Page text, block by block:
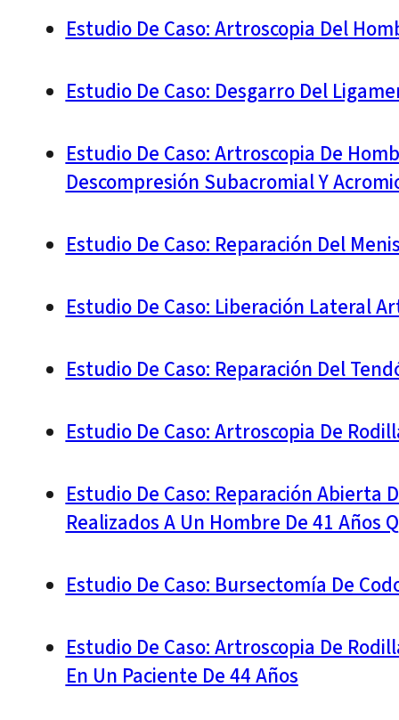
Estudio De Caso: Artroscopia Del
Estudio De Caso: Desgarro Del
Estudio De Caso: Artroscopia De
Descompresión Subacromial Y
Estudio De Caso: Reparación Del
Estudio De Caso: Liberación Lateral
Estudio De Caso: Reparación Del
Estudio De Caso: Artroscopia De
Estudio De Caso: Reparación Abierta
Realizados A Un Hombre De 41 Años
Estudio De Caso: Bursectomía De
Estudio De Caso: Artroscopia De
En Un Paciente De 44 Años